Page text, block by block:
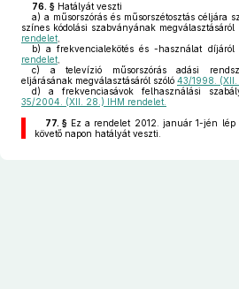
76. § Hatályát veszti
a) a műsorszórás és műsorszétosztás céljára
színes kódolási szabványának megválasztásáról
rendelet
b) a frekvencialekötés és -használat díjáról
rendelet
c) a televízió műsorszórás adási
eljárásának megválasztásáról szóló 43/1998.
d) a frekvenciasávok felhasználási
35/2004. (XII. 28.) IHM rendelet.
77. §Ez a rendelet 2012. január 1-jén lép
követő napon hatályát veszti.